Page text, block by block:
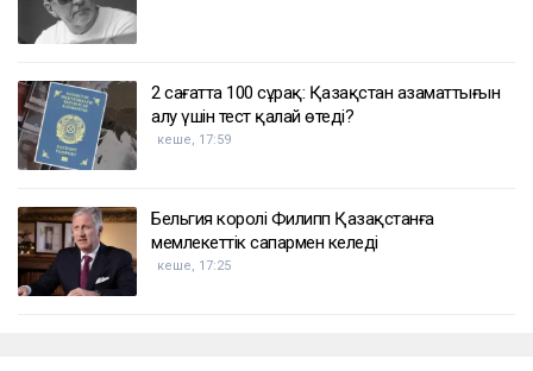
2 сағатта 100 сұрақ: Қазақстан азаматтығын
алу үшін тест қалай өтеді?
кеше, 17:59
Бельгия королі Филипп Қазақстанға
мемлекеттік сапармен келеді
кеше, 17:25